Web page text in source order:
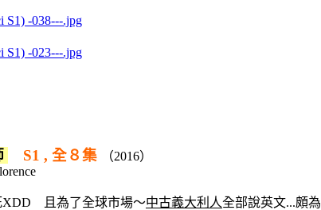
S1 , 全８集
（2016）
XDD 且為了全球市場～中古義大利人全部說英文...頗為